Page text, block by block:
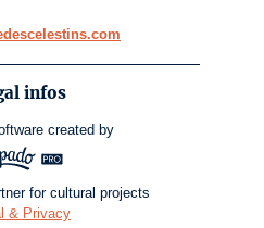
infos
created by
for cultural projects
& Privacy